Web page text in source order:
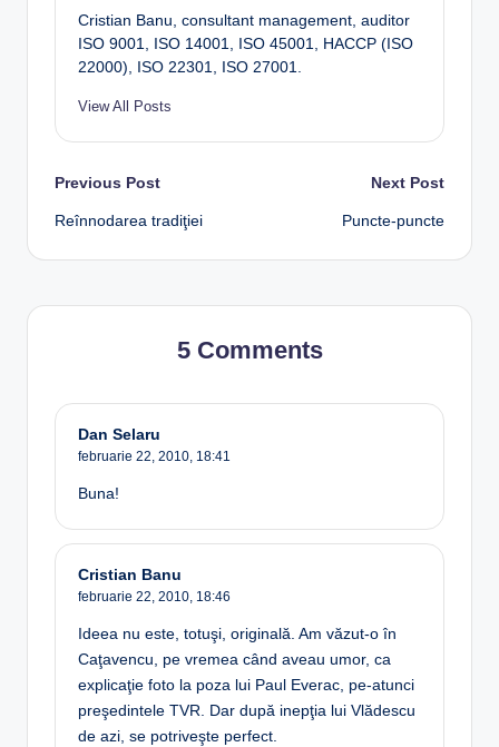
Cristian Banu, consultant management, auditor
ISO 9001, ISO 14001, ISO 45001, HACCP (ISO
22000), ISO 22301, ISO 27001.
View All Posts
Post
navigation
Previous Post
Reînnodarea tradiţiei
Next Post
Puncte-puncte
5 Comments
Dan Selaru
februarie 22, 2010, 18:41
Buna!
Cristian Banu
februarie 22, 2010, 18:46
Ideea nu este, totuşi, originală. Am văzut-o în
Caţavencu, pe vremea când aveau umor, ca
explicaţie foto la poza lui Paul Everac, pe-atunci
preşedintele TVR. Dar după inepţia lui Vlădescu
de azi, se potriveşte perfect.